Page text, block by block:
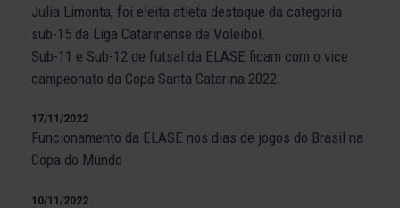
Julia Limonta, foi eleita atleta destaque da categoria
sub-15 da Liga Catarinense de Voleibol.
Sub-11 e Sub-12 de futsal da ELASE ficam com o vice
campeonato da Copa Santa Catarina 2022.
17/11/2022
Funcionamento da ELASE nos dias de jogos do Brasil na
Copa do Mundo
10/11/2022